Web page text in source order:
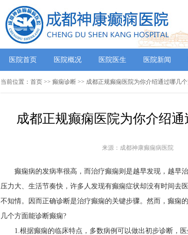
医院首页 医院概况 医院医生 医院新闻
当前位置： 首页 >> 癫痫诊断 >> 成都正规癫痫医院为你介绍通过哪几
成都正规癫痫医院为你介绍
来源：成都神康癫痫病医院
癫痫病的发病率很高，而治疗癫痫则是越早发现，越早
压力大、生活节奏快，许多人发现有癫痫症状却没有时间去
不知情。因而正确诊断是治疗癫痫的关键步骤。然而，癫痫
几个方面能诊断癫痫?
1.根据癫痫的临床特点，多数病例可以做出初步诊断，